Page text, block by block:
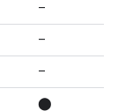
–
–
–
⬤